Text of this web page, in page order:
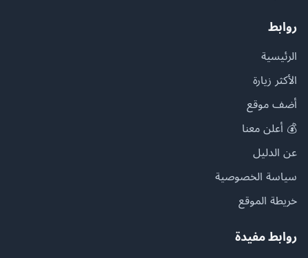
روابط
الرئيسية
الأكثر زيارة
أضف موقع
💰 أعلن معنا
عن الدليل
سياسة الخصوصية
خريطة الموقع
روابط مفيدة